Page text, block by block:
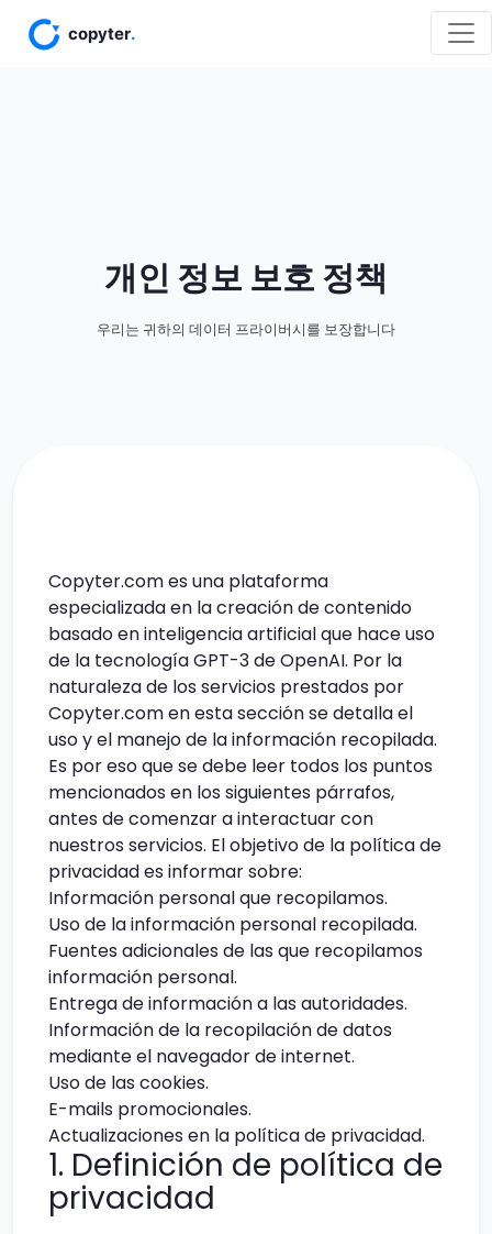
개인 정보 보호 정책
우리는 귀하의 데이터 프라이버시를 보장합니다
Copyter.com es una plataforma
especializada en la creación de contenido
basado en inteligencia artificial que hace uso
de la tecnología GPT-3 de OpenAI. Por la
naturaleza de los servicios prestados por
Copyter.com en esta sección se detalla el
uso y el manejo de la información recopilada.
Es por eso que se debe leer todos los puntos
mencionados en los siguientes párrafos,
antes de comenzar a interactuar con
nuestros servicios. El objetivo de la política de
privacidad es informar sobre:
Información personal que recopilamos.
Uso de la información personal recopilada.
Fuentes adicionales de las que recopilamos
información personal.
Entrega de información a las autoridades.
Información de la recopilación de datos
mediante el navegador de internet.
Uso de las cookies.
E-mails promocionales.
Actualizaciones en la política de privacidad.
1. Definición de política de
privacidad